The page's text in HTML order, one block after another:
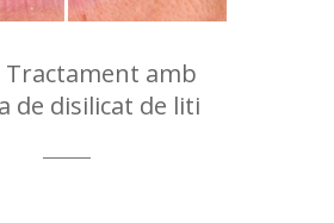
Tractament amb
de disilicat de liti